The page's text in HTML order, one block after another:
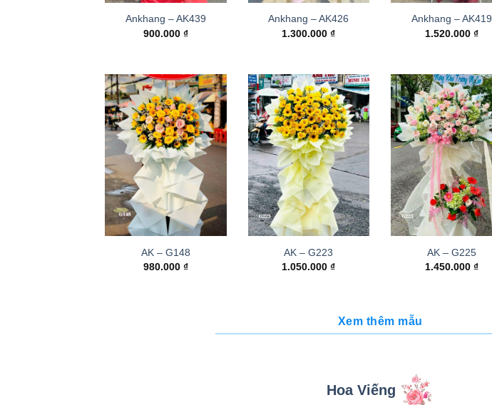
Ankhang – AK439
900.000 ₫
Ankhang – AK426
1.300.000₫
Ankhang – AK419
1.520.000₫
AK – G148
980.000 ₫
AK – G223
1.050.000₫
AK – G225
1.450.000₫
Xem thêm mẫu
Hoa Viếng